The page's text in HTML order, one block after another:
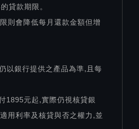
貸款期限。
則會降低每月還款金額但增
以銀行提供之產品為準,且每
1895元起,實際仍視核貸銀
用利率及核貸與否之權力,並